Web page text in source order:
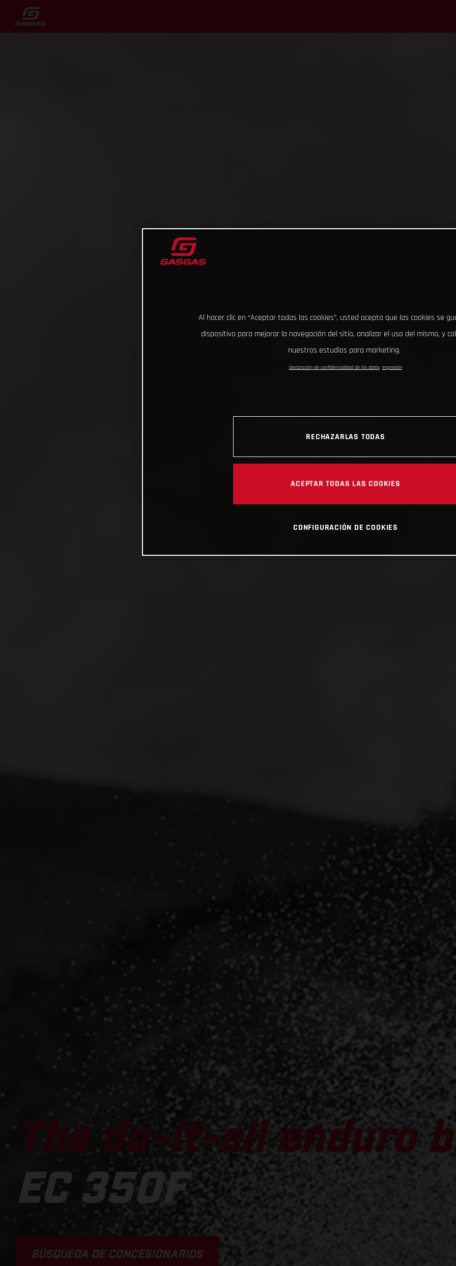
The do-it-all enduro
EC 350F
BÚSQUEDA DE CONCESIONARIOS
Al hacer clic en “Aceptar todas las cookies”, usted acepta que las cookies se
dispositivo para mejorar la navegación del sitio, analizar el uso del mismo, y
nuestros estudios para marketing.
Declaración de confidencialidad de los datos Impresión
RECHAZARLAS TODAS
ACEPTAR TODAS LAS COOKIES
CONFIGURACIÓN DE COOKIES